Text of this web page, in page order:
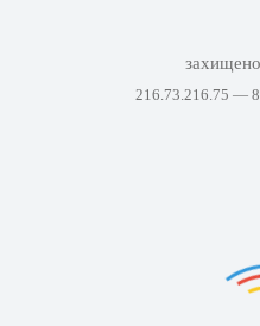
захищено
216.73.216.75 —